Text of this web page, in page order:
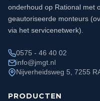
onderhoud op Rational met
geautoriseerde monteurs
via het servicenetwerk).
0575 - 46 40 02
info@jmgt.nl
Nijverheidsweg 5, 7255
PRODUCTEN